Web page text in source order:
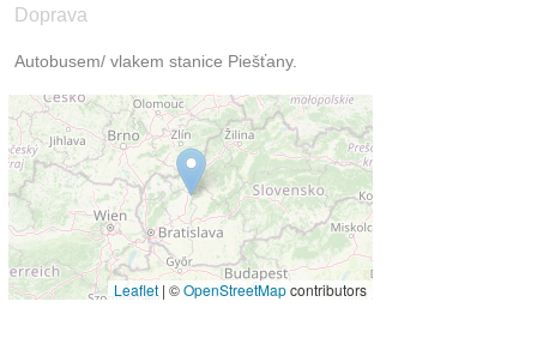
Doprava
Autobusem/ vlakem stanice Piešťany.
Leaflet | ©OpenStreetMapcontributors